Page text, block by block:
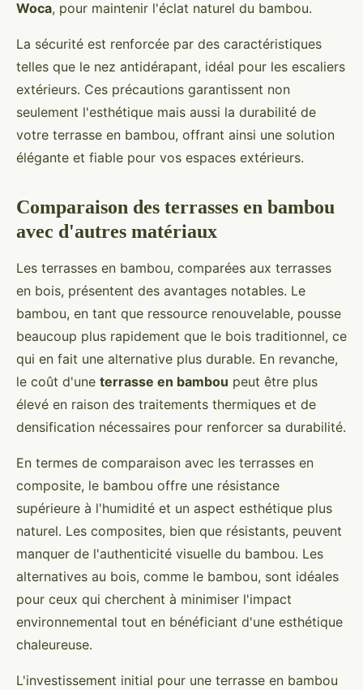
Woca, pour maintenir l'éclat naturel du bambou.
La sécurité est renforcée par des caractéristiques
telles que le nez antidérapant, idéal pour les escaliers
extérieurs. Ces précautions garantissent non
seulement l'esthétique mais aussi la durabilité de
votre terrasse en bambou, offrant ainsi une solution
élégante et fiable pour vos espaces extérieurs.
Comparaison des terrasses en bambou
avec d'autres matériaux
Les terrasses en bambou, comparées aux terrasses
en bois, présentent des avantages notables. Le
bambou, en tant que ressource renouvelable, pousse
beaucoup plus rapidement que le bois traditionnel, ce
qui en fait une alternative plus durable. En revanche,
le coût d'une terrasse en bambou peut être plus
élevé en raison des traitements thermiques et de
densification nécessaires pour renforcer sa durabilité.
En termes de comparaison avec les terrasses en
composite, le bambou offre une résistance
supérieure à l'humidité et un aspect esthétique plus
naturel. Les composites, bien que résistants, peuvent
manquer de l'authenticité visuelle du bambou. Les
alternatives au bois, comme le bambou, sont idéales
pour ceux qui cherchent à minimiser l'impact
environnemental tout en bénéficiant d'une esthétique
chaleureuse.
L'investissement initial pour une terrasse en bambou